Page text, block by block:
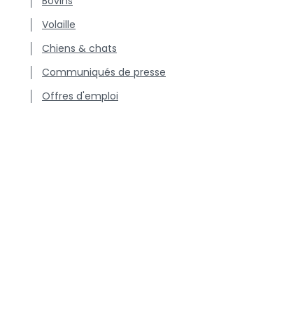
Volaille
Chiens & chats
Communiqués de presse
Offres d'emploi